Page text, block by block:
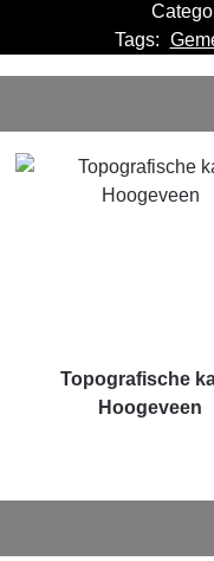
Tags:
Topografische
Hoogeveen